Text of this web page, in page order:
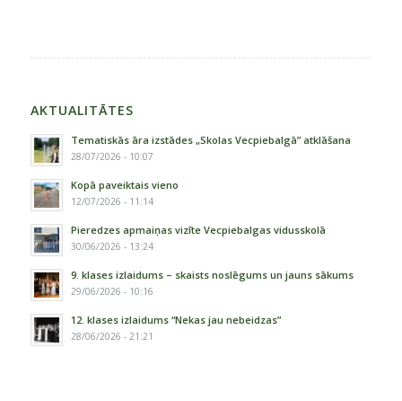
AKTUALITĀTES
Tematiskās āra izstādes „Skolas Vecpiebalgā” atklāšana
28/07/2026 - 10:07
Kopā paveiktais vieno
12/07/2026 - 11:14
Pieredzes apmaiņas vizīte Vecpiebalgas vidusskolā
30/06/2026 - 13:24
9. klases izlaidums – skaists noslēgums un jauns sākums
29/06/2026 - 10:16
12. klases izlaidums “Nekas jau nebeidzas”
28/06/2026 - 21:21